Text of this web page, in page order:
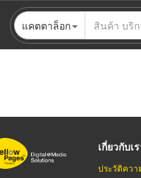
แคตตาล็อก
เกี่ยวกับเ
ประวัติควา